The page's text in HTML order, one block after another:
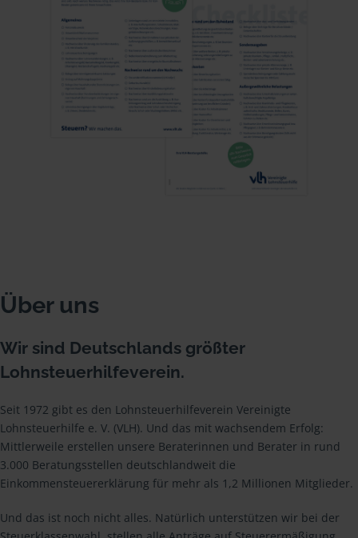
Über uns
Wir sind Deutschlands größter
Lohnsteuerhilfeverein.
Seit 1972 gibt es den Lohnsteuerhilfeverein Vereinigte
Lohnsteuerhilfe e. V. (VLH). Und das mit wachsendem Erfolg:
Mittlerweile erstellen unsere Beraterinnen und Berater in rund
3.000 Beratungsstellen deutschlandweit die
Einkommensteuererklärung für mehr als 1,2 Millionen Mitglieder.
Und das ist noch nicht alles. Natürlich unterstützen wir bei der